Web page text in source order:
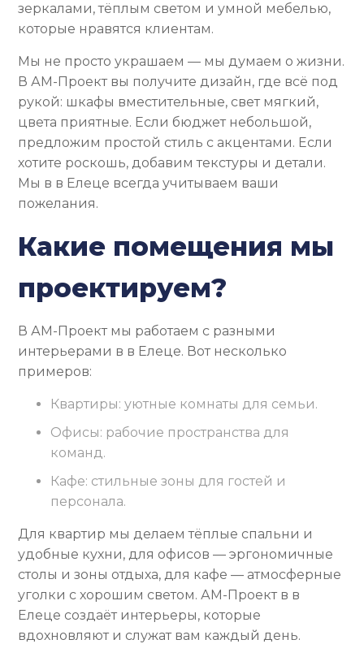
зеркалами, тёплым светом и умной мебелью,
которые нравятся клиентам.
Мы не просто украшаем — мы думаем о жизни.
В АМ-Проект вы получите дизайн, где всё под
рукой: шкафы вместительные, свет мягкий,
цвета приятные. Если бюджет небольшой,
предложим простой стиль с акцентами. Если
хотите роскошь, добавим текстуры и детали.
Мы в в Елеце всегда учитываем ваши
пожелания.
Какие помещения мы
проектируем?
В АМ-Проект мы работаем с разными
интерьерами в в Елеце. Вот несколько
примеров:
Квартиры: уютные комнаты для семьи.
Офисы: рабочие пространства для
команд.
Кафе: стильные зоны для гостей и
персонала.
Для квартир мы делаем тёплые спальни и
удобные кухни, для офисов — эргономичные
столы и зоны отдыха, для кафе — атмосферные
уголки с хорошим светом. АМ-Проект в в
Елеце создаёт интерьеры, которые
вдохновляют и служат вам каждый день.